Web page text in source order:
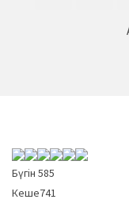
Бүгін 585
Кеше741